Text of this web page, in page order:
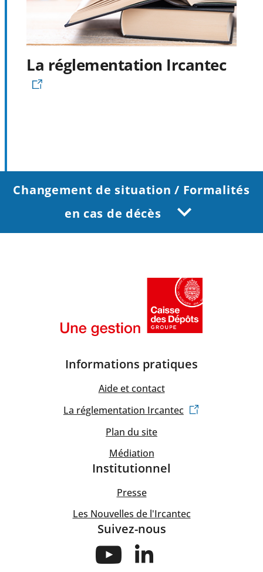
La réglementation Ircantec
Changement de situation / Formalités
en cas de décès
Informations pratiques
Aide et contact
La réglementation Ircantec
Plan du site
Médiation
Institutionnel
Presse
Les Nouvelles de l'Ircantec
Suivez-nous
Suivez-
nous